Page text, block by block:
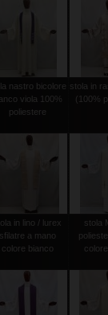
nastro bicolore
viola 100%
poliestere
stola in
(100%
in lino / lurex
sfilatre a mano
colore bianco
stola